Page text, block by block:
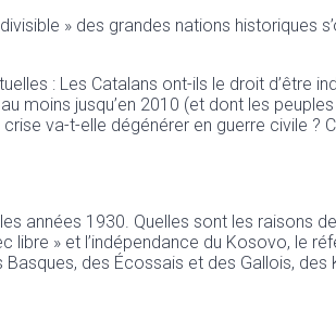
» des grandes nations historiques
: Les Catalans ont-ils le droit d’être
moins jusqu’en 2010 (et dont les
va-t-elle dégénérer en guerre civile ?
années 1930. Quelles sont les raisons
libre » et l’indépendance du Kosovo, le
des Écossais et des Gallois,